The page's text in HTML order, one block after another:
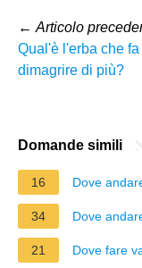
← Articolo
Qual'è l'erba che fa
dimagrire di più?
Domande simili
16 Dove
34 Dove
21 Dove fare